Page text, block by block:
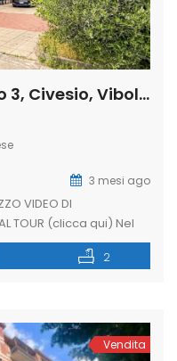
Quadrilocale via Civesio 3, Civesio, Viboldone, San Giuliano Milanese (Rif. SGM84)
3 mesi ago
VIDEO DI
TOUR (clicca qui) Nel
tranquilla località di
di circa 150 mq
condizioni. […]
2
Vendita